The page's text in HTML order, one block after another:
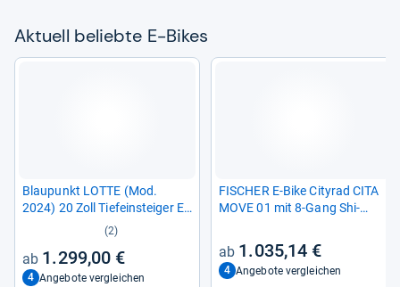
Aktu­ell beliebte E-​Bikes
Blau­punkt LOTTE (Mod.
2024) 20 Zoll Tiefein­stei­ger E-​
(2)
1.299,00 €
4 Angebote vergleichen
FISCHER E-​Bike City­rad CITA
MOVE 01 mit 8-​Gang Shi­
1.035,14 €
4 Angebote vergleichen